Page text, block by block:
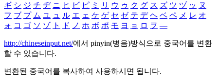
ギ シ ジ チ ヂ ニ ヒ ビ ピ ミ リ ウ ゥ ク グ ス ズ ツ ヅ ッ ヌ
フ ブ プ ム ユ ュ ル エ ェ ケ ゲ セ ゼ テ デ ヘ ベ ペ メ レ オ
ォ コ ゴ ソ ゾ ト ド ノ ホ ボ ポ モ ヨ ョ ロ ヲ ―
http://chineseinput.net/에서 pinyin(병음)방식으로 중국어를 변환
할 수 있습니다.
변환된 중국어를 복사하여 사용하시면 됩니다.